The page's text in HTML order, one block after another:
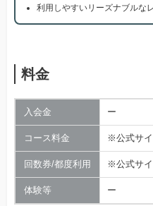
利用しやすいリーズナブルな
料金
入会金 ー
コース料金 ※公式サ
回数券/都度利用 ※公式サ
体験等 ー